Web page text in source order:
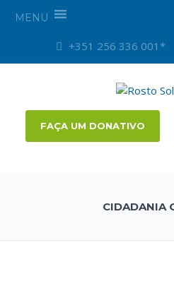
MENU
+351 256 336 001*
FAÇA UM DONATIVO
CIDADANIA